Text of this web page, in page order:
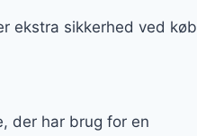
ekstra sikkerhed ved køb
der har brug for en